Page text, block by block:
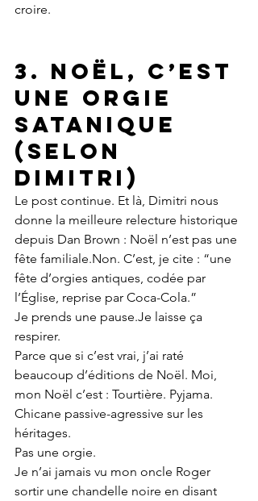
croire.
3. Noël, c’est
une orgie
satanique
(selon
Dimitri)
Le post continue. Et là, Dimitri nous
donne la meilleure relecture historique
depuis Dan Brown : Noël n’est pas une
fête familiale.Non. C’est, je cite : “une
fête d’orgies antiques, codée par
l’Église, reprise par Coca-Cola.”
Je prends une pause.Je laisse ça
respirer.
Parce que si c’est vrai, j’ai raté
beaucoup d’éditions de Noël. Moi,
mon Noël c’est : Tourtière. Pyjama.
Chicane passive-agressive sur les
héritages.
Pas une orgie.
Je n’ai jamais vu mon oncle Roger
sortir une chandelle noire en disant